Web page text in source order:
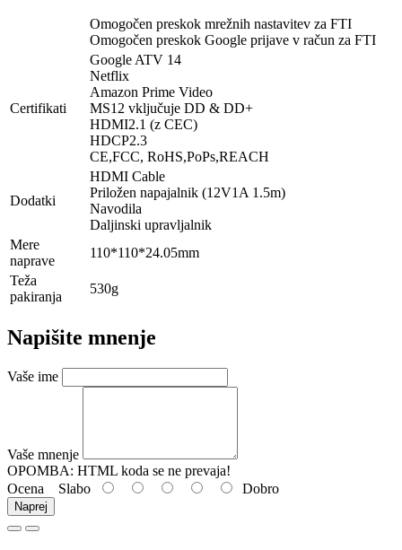
Omogočen preskok mrežnih nastavitev za FTI
Omogočen preskok Google prijave v račun za FTI
Certifikati
Google ATV 14
Netflix
Amazon Prime Video
MS12 vključuje DD & DD+
HDMI2.1 (z CEC)
HDCP2.3
CE,FCC, RoHS,PoPs,REACH
Dodatki
HDMI Cable
Priložen napajalnik (12V1A 1.5m)
Navodila
Daljinski upravljalnik
Mere
naprave
110*110*24.05mm
Teža
pakiranja
530g
Napišite mnenje
Vaše ime
Vaše mnenje
OPOMBA: HTML koda se ne prevaja!
Ocena Slabo Dobro
Naprej